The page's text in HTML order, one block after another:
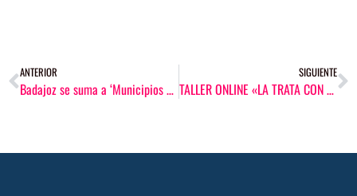
ANTERIOR
Badajoz se suma a ‘Municipios contra el maltrato’
SIGUIENTE
TALLER ONLINE «LA TRATA CON FINES DE EXPLOTACIÓN SEXUAL. REALIDAD ACTUAL»